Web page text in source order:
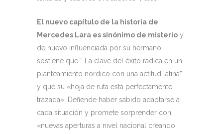
El nuevo capítulo de la historia de
Mercedes Lara es sinónimo de misterio y,
de nuevo influenciada por su hermano,
sostiene que “ La clave del éxito radica en un
planteamiento nórdico con una actitud latina”
y que su «hoja de ruta está perfectamente
trazada». Defiende haber sabido adaptarse a
cada situación y promete sorprender con
«nuevas aperturas a nivel nacional creando